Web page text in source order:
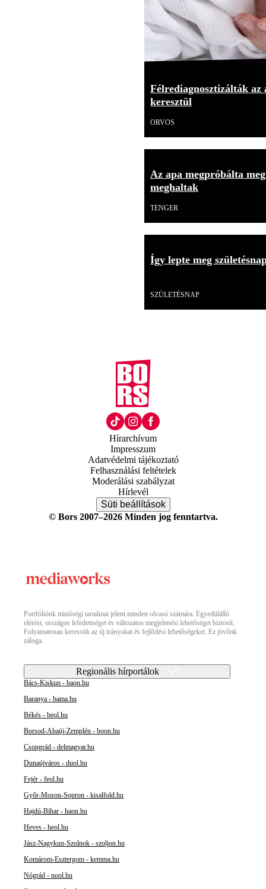
Félrediagnosztizálták
keresztül
ORVOS
Az apa megpróbálta
meghaltak
TENGER
Így lepte meg
SZÜLETÉSNAP
Hírarchívum
Impresszum
Adatvédelmi tájékoztató
Felhasználási feltételek
Moderálási szabályzat
Hírlevél
Süti beállítások
© Bors 2007–2026 Minden jog fenntartva.
Portfóliónk minőségi tartalmat jelent minden olvasó számára. Egyedülálló
elérést, országos lefedettséget és változatos megjelenési lehetőséget biztosít.
Folyamatosan keressük az új irányokat és fejlődési lehetőségeket. Ez jövőnk
záloga.
Regionális hírportálok
Bács-Kiskun - baon.hu
Baranya - bama.hu
Békés - beol.hu
Borsod-Abaúj-Zemplén - boon.hu
Csongrád - delmagyar.hu
Dunaújváros - duol.hu
Fejér - feol.hu
Győr-Moson-Sopron - kisalfold.hu
Hajdú-Bihar - haon.hu
Heves - heol.hu
Jász-Nagykun-Szolnok - szoljon.hu
Komárom-Esztergom - kemma.hu
Nógrád - nool.hu